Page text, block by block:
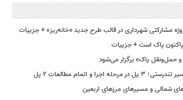
مشارکتی شهرداری در قالب طرح جدید «خانه‌ریز» + جزییات
حمل‌ونقل پاک» برگزار می‌شود
و اتمام مطالعات ۲ پل
شمالی و مسیرهای مرزهای اربعین